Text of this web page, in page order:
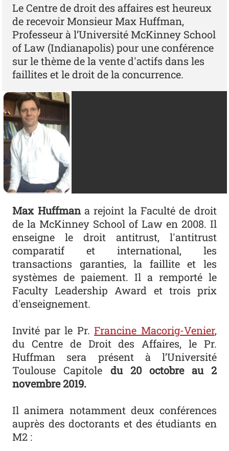
Le Centre de droit des affaires est heureux
de recevoir Monsieur Max Huffman,
Professeur à l’Université McKinney School
of Law (Indianapolis) pour une conférence
sur le thème de la vente d'actifs dans les
faillites et le droit de la concurrence.
Max Huffmana rejoint la Faculté de droit
de la McKinney School of Law en 2008. Il
enseigne le droit antitrust, l'antitrust
comparatif et international, les
transactions garanties, la faillite et les
systèmes de paiement. Il a remporté le
Faculty Leadership Award et trois prix
d'enseignement.
Invité par le Pr.Francine Macorig-Venier,
du Centre de Droit des Affaires, le Pr.
Huffman sera présent à l’Université
Toulouse Capitole du 20 octobre au 2
novembre 2019.
Il animera notamment deux conférences
auprès des doctorants et des étudiants en
M2 :